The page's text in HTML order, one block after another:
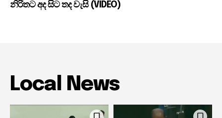
නිරිතට අද සිට තද වැසි (VIDEO)
Local News